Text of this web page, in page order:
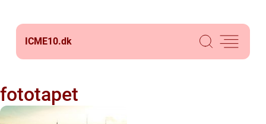
ICME10.dk
fototapet